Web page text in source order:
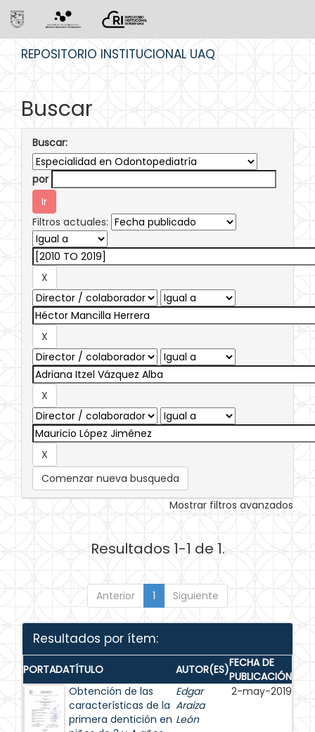
REPOSITORIO INSTITUCIONAL UAQ
Buscar
Buscar:
por
Filtros actuales:
Comenzar nueva busqueda
Mostrar filtros avanzados
Resultados 1-1 de 1.
Anterior 1 Siguiente
Resultados por ítem:
PORTADATÍTULO AUTOR(ES)FECHA DE
PUBLICACIÓN
Obtención de las
características de la
primera dentición en
Edgar
Araiza
León
2-may-2019